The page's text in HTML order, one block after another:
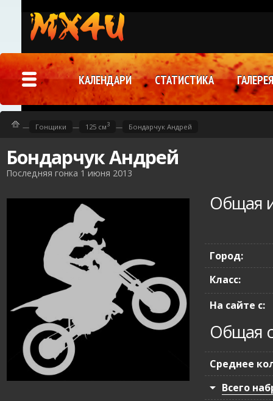
Бондарчук Андрей
Последняя гонка 1 июня 2013
Общая
Город:
Класс:
На сайте с:
Общая
Среднее
Всего
— Гонщики — 125 см3 — Бондарчук Андрей
КАЛЕНДАРИ СТАТИСТИКА ГАЛЕРЕЯ